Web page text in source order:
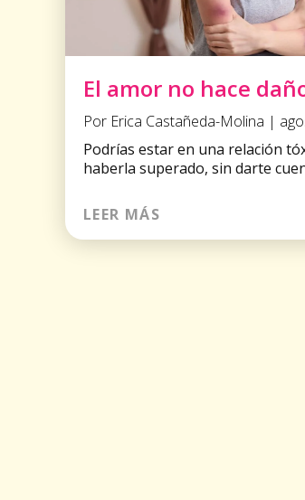
El amor no hace
Por Erica Castañeda-Molina |
Podrías estar en una relación
haberla superado, sin darte
LEER MÁS